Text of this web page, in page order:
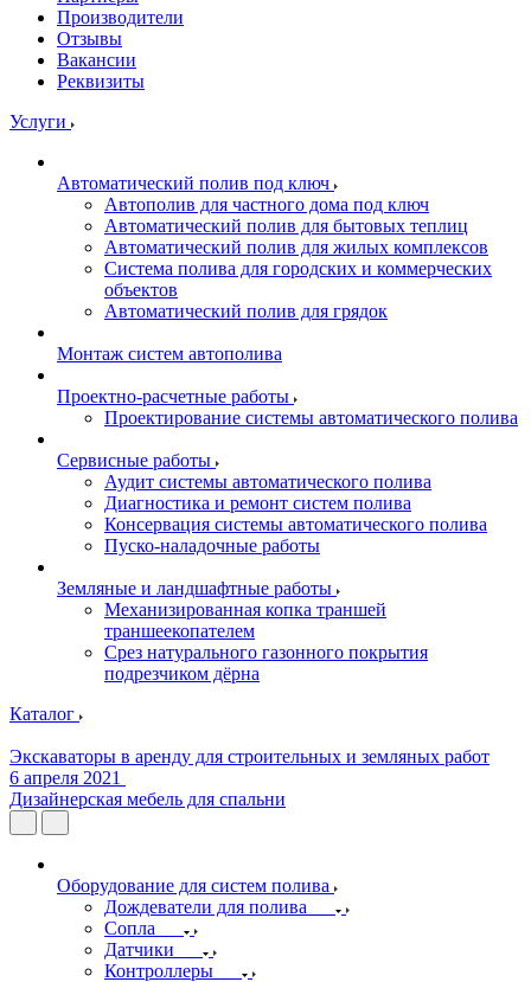
Производители
Отзывы
Вакансии
Реквизиты
Услуги
Автоматический полив под ключ
Автополив для частного дома под ключ
Автоматический полив для бытовых теплиц
Автоматический полив для жилых комплексов
Система полива для городских и коммерческих
объектов
Автоматический полив для грядок
Монтаж систем автополива
Проектно-расчетные работы
Проектирование системы автоматического полива
Сервисные работы
Аудит системы автоматического полива
Диагностика и ремонт систем полива
Консервация системы автоматического полива
Пуско-наладочные работы
Земляные и ландшафтные работы
Механизированная копка траншей
траншеекопателем
Срез натурального газонного покрытия
подрезчиком дёрна
Каталог
Экскаваторы в аренду для строительных и земляных работ
6 апреля 2021
Дизайнерская мебель для спальни
Оборудование для систем полива
Дождеватели для полива
Сопла
Датчики
Контроллеры